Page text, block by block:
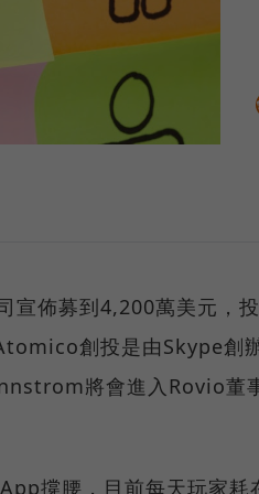
佈募到4,200萬美元，
創投是由Skype創
將會進入Rovio董
撐腰，目前每天玩家耗